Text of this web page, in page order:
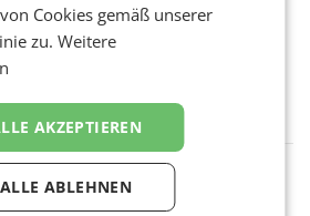
Post: Umsatzplus im
Halbjahr 2026 einen Konzernumsatz
1.544,0 Mio. EUR erwirtschaftet, was
Plus von 3,8 Prozent gegenüber dem
spart und macht
Cookies gemäß unserer
zu.Weitere
AKZEPTIEREN
ALLE ABLEHNEN